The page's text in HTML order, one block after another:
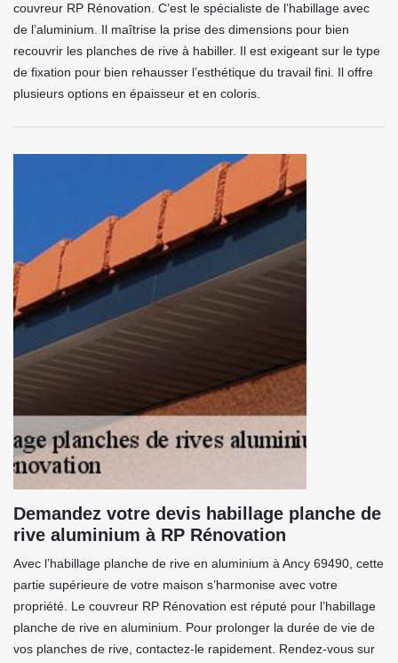
couvreur RP Rénovation. C’est le spécialiste de l’habillage avec
de l’aluminium. Il maîtrise la prise des dimensions pour bien
recouvrir les planches de rive à habiller. Il est exigeant sur le type
de fixation pour bien rehausser l’esthétique du travail fini. Il offre
plusieurs options en épaisseur et en coloris.
Demandez votre devis habillage planche de
rive aluminium à RP Rénovation
Avec l’habillage planche de rive en aluminium à Ancy 69490, cette
partie supérieure de votre maison s’harmonise avec votre
propriété. Le couvreur RP Rénovation est réputé pour l’habillage
planche de rive en aluminium. Pour prolonger la durée de vie de
vos planches de rive, contactez-le rapidement. Rendez-vous sur